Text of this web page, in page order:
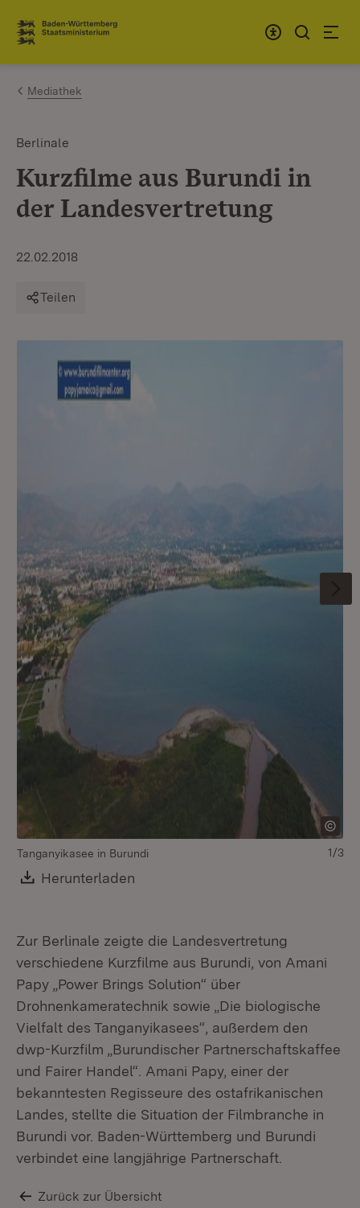
Zum Inhalt springen
Link zur Startseite
Mediathek
Berlinale
Kurzfilme aus Burundi in
der Landesvertretung
22.02.2018
Teilen
Tanganyikasee in Burundi
Download:
Herunterladen
1/3
Zur Berlinale zeigte die Landesvertretung
verschiedene Kurzfilme aus Burundi, von Amani
Papy „Power Brings Solution“ über
Drohnenkameratechnik sowie „Die biologische
Vielfalt des Tanganyikasees“, außerdem den
dwp-Kurzfilm „Burundischer Partnerschaftskaffee
und Fairer Handel“. Amani Papy, einer der
bekanntesten Regisseure des ostafrikanischen
Landes, stellte die Situation der Filmbranche in
Burundi vor. Baden-Württemberg und Burundi
verbindet eine langjährige Partnerschaft.
Zurück zur Übersicht